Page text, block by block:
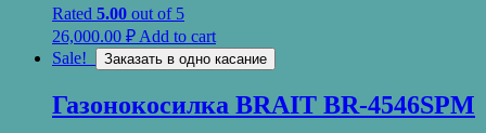
Rated 5.00 out of 5
26,000.00 ₽ Add to cart
Sale!
Заказать в одно касание
Газонокосилка BRAIT BR-4546SPM